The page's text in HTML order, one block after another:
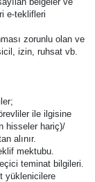
e-teklifleri
zorunlu olan ve
izin, ruhsat vb.
ile ilgisine
hisseler hariç)/
alınır.
mektubu.
teminat bilgileri.
yüklenicilere